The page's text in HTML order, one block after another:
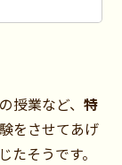
授業など、特
をさせてあげ
そうです。